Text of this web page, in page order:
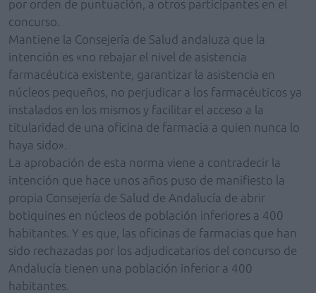
por orden de puntuación, a otros participantes en el
concurso.
Mantiene la Consejería de Salud andaluza que la
intención es «no rebajar el nivel de asistencia
farmacéutica existente, garantizar la asistencia en
núcleos pequeños, no perjudicar a los farmacéuticos ya
instalados en los mismos y facilitar el acceso a la
titularidad de una oficina de farmacia a quien nunca lo
haya sido».
La aprobación de esta norma viene a contradecir la
intención que hace unos años puso de manifiesto la
propia Consejería de Salud de Andalucía de abrir
botiquines en núcleos de población inferiores a 400
habitantes. Y es que, las oficinas de farmacias que han
sido rechazadas por los adjudicatarios del concurso de
Andalucía tienen una población inferior a 400
habitantes.